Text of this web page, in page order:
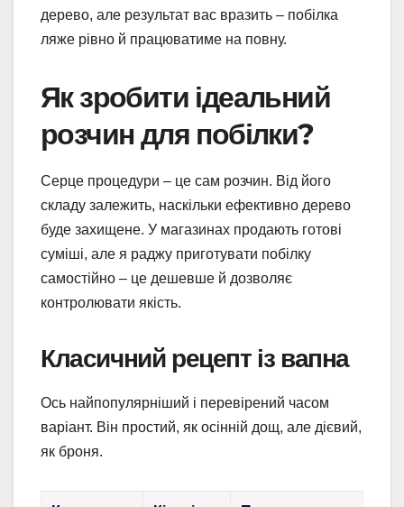
дерево, але результат вас вразить – побілка
ляже рівно й працюватиме на повну.
Як зробити ідеальний
розчин для побілки?
Серце процедури – це сам розчин. Від його
складу залежить, наскільки ефективно дерево
буде захищене. У магазинах продають готові
суміші, але я раджу приготувати побілку
самостійно – це дешевше й дозволяє
контролювати якість.
Класичний рецепт із вапна
Ось найпопулярніший і перевірений часом
варіант. Він простий, як осінній дощ, але дієвий,
як броня.